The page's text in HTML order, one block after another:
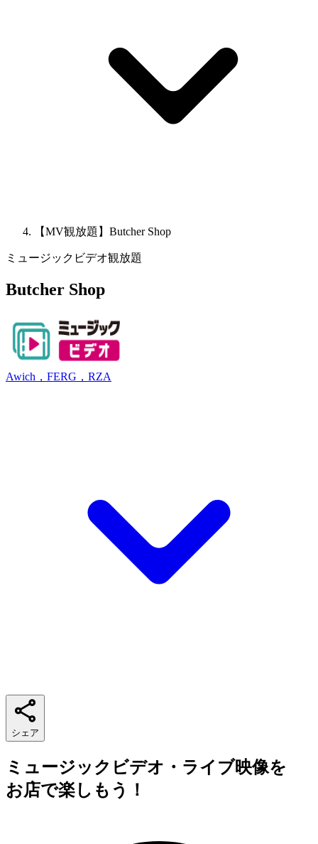
【MV観放題】Butcher Shop
ミュージックビデオ観放題
Butcher Shop
Awich，FERG，RZA
シェア
ミュージックビデオ・ライブ映像を
お店で楽しもう！